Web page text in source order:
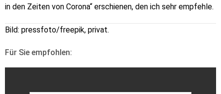
in den Zeiten von Corona“ erschienen, den ich sehr empfehle.
Bild: pressfoto/freepik, privat.
Für Sie empfohlen: